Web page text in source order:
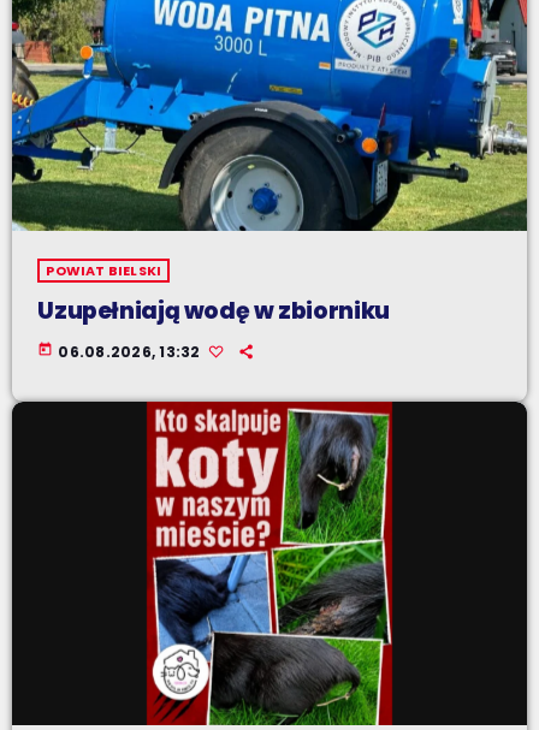
POWIAT BIELSKI
Uzupełniają wodę w zbiorniku
today 06.08.2026, 13:32